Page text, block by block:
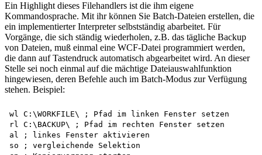
Ein Highlight dieses Filehandlers ist die ihm eigene
Kommandosprache. Mit ihr können Sie Batch-Dateien erstellen, die
ein implementierter Interpreter selbstständig abarbeitet. Für
Vorgänge, die sich ständig wiederholen, z.B. das tägliche Backup
von Dateien, muß einmal eine WCF-Datei programmiert werden,
die dann auf Tastendruck automatisch abgearbeitet wird. An dieser
Stelle sei noch einmal auf die mächtige Dateiauswahlfunktion
hingewiesen, deren Befehle auch im Batch-Modus zur Verfügung
stehen. Beispiel:
wl C:\WORKFILE\ ; Pfad im linken Fenster setzen
rl C:\BACKUP\ ; Pfad im rechten Fenster setzen
al ; linkes Fenster aktivieren
so ; vergleichende Selektion